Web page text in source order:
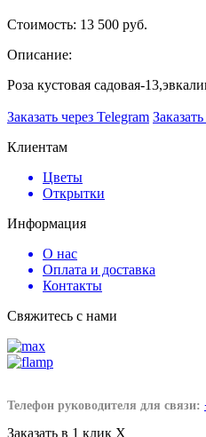
Стоимость: 13 500 руб.
Описание:
Роза кустовая садовая-
Заказать через Telegram
Клиентам
Цветы
Открытки
Информация
О нас
Оплата и доставка
Контакты
Свяжитесь с нами
Телефон руководителя для связи:
Заказать в 1 клик X